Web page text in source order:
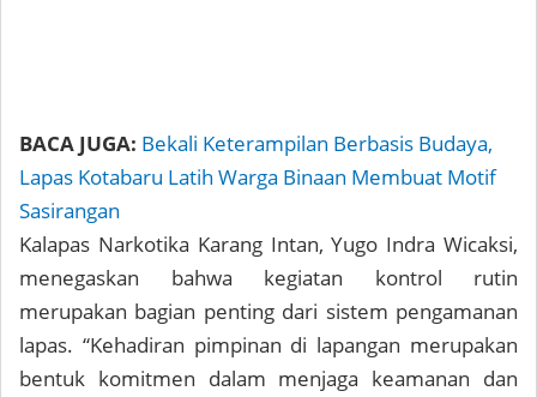
BACA JUGA: Bekali Keterampilan Berbasis Budaya,
Lapas Kotabaru Latih Warga Binaan Membuat Motif
Sasirangan
Kalapas Narkotika Karang Intan, Yugo Indra Wicaksi,
menegaskan bahwa kegiatan kontrol rutin
merupakan bagian penting dari sistem pengamanan
lapas. “Kehadiran pimpinan di lapangan merupakan
bentuk komitmen dalam menjaga keamanan dan